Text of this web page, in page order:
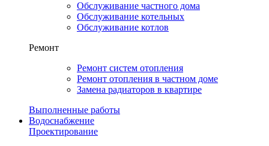
Обслуживание частного дома
Обслуживание котельных
Обслуживание котлов
Ремонт
Ремонт систем отопления
Ремонт отопления в частном доме
Замена радиаторов в квартире
Выполненные работы
Водоснабжение
Проектирование